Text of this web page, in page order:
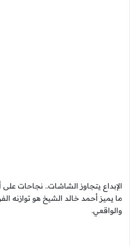
الإبداع يتجاوز الشاشات.. نجاحات
ما يميز أحمد خالد الشيخ هو توازنه
والواقعي.